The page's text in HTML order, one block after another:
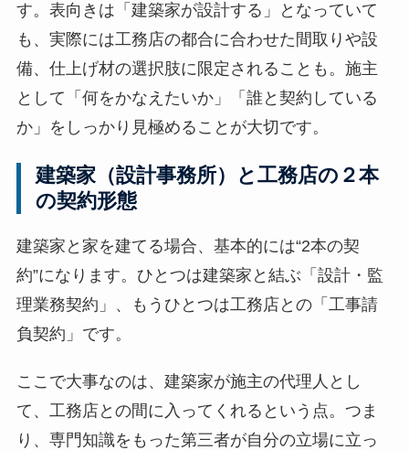
す。表向きは「建築家が設計する」となっていて
も、実際には工務店の都合に合わせた間取りや設
備、仕上げ材の選択肢に限定されることも。施主
として「何をかなえたいか」「誰と契約している
か」をしっかり見極めることが大切です。
建築家（設計事務所）と工務店の２本
の契約形態
建築家と家を建てる場合、基本的には“2本の契
約”になります。ひとつは建築家と結ぶ「設計・監
理業務契約」、もうひとつは工務店との「工事請
負契約」です。
ここで大事なのは、建築家が施主の代理人とし
て、工務店との間に入ってくれるという点。つま
り、専門知識をもった第三者が自分の立場に立っ